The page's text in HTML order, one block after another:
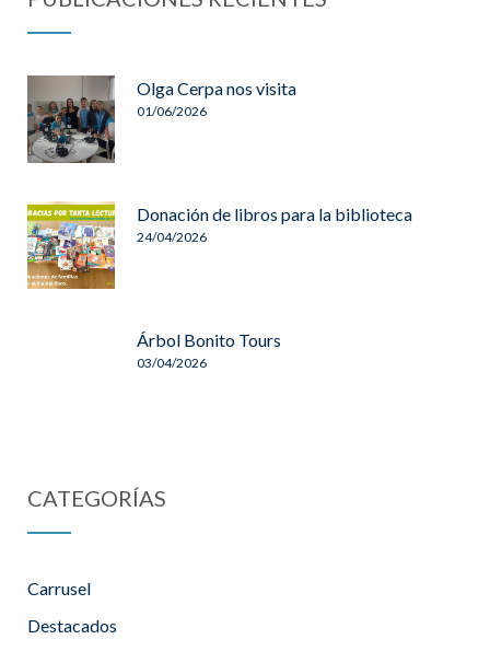
Olga Cerpa nos visita
01/06/2026
Donación de libros para la biblioteca
24/04/2026
Árbol Bonito Tours
03/04/2026
CATEGORÍAS
Carrusel
Destacados